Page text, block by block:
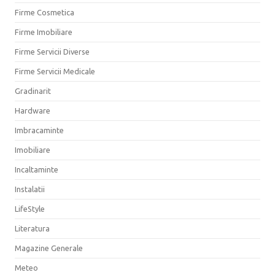
Firme Cosmetica
Firme Imobiliare
Firme Servicii Diverse
Firme Servicii Medicale
Gradinarit
Hardware
Imbracaminte
Imobiliare
Incaltaminte
Instalatii
LifeStyle
Literatura
Magazine Generale
Meteo